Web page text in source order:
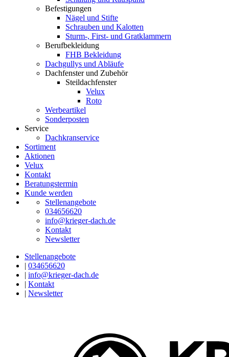
Befestigungen
Nägel und Stifte
Schrauben und Kalotten
Sturm-, First- und Gratklammern
Berufbekleidung
FHB Bekleidung
Dachgullys und Abläufe
Dachfenster und Zubehör
Steildachfenster
Velux
Roto
Werbeartikel
Sonderposten
Service
Dachkranservice
Sortiment
Aktionen
Velux
Kontakt
Beratungstermin
Kunde werden
Stellenangebote
034656620
info@krieger-dach.de
Kontakt
Newsletter
Stellenangebote
| 034656620
| info@krieger-dach.de
| Kontakt
| Newsletter